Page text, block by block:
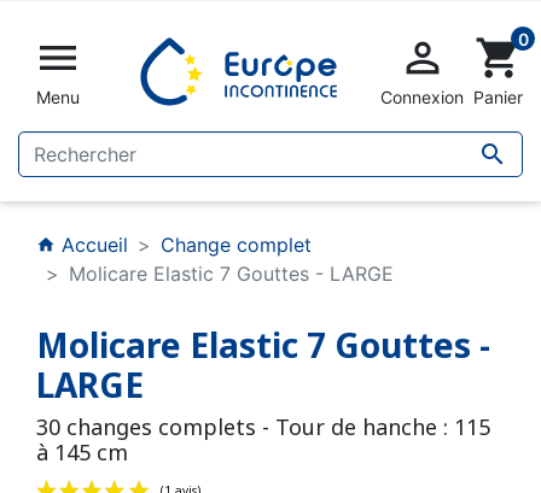

Menu


Connexion
shopping_cart0
Panier
home Accueil
Change complet
Molicare Elastic 7 Gouttes - LARGE
Molicare Elastic 7 Gouttes -
LARGE
30 changes complets - Tour de hanche : 115
à 145 cm